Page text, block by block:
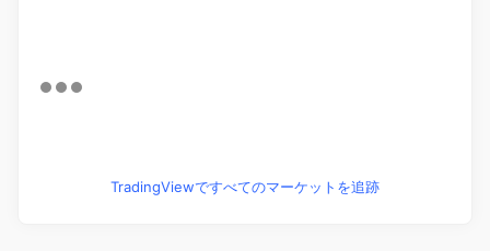
TradingViewですべてのマーケットを追跡